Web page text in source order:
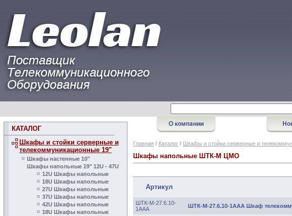
КАТАЛОГ
Шкафы и стойки серверные и
телекоммуникационные 19"
Шкафы настенные 10"
Шкафы напольные 19" 12U - 47U
12U Шкафы напольные
18U Шкафы напольные
27U Шкафы напольные
37U Шкафы напольные
42U Шкафы напольные
18U Шкафы напольные
Главная / Каталог / Шкафы и стойки серверные и
Шкафы напольные ШТК-М ЦМО
Артикул
ШТК-М-27.6.10-
1ААА
ШТК-М-27.6.10-1ААА Шкаф